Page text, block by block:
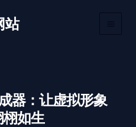
站
器：让虚拟形象
如生